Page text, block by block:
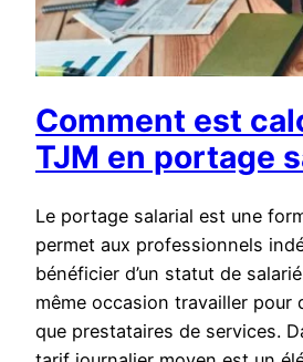
Comment est
TJM en portage
Le portage salarial est une
permet aux professionnels
bénéficier d’un statut de
même occasion travailler pour
que prestataires de services.